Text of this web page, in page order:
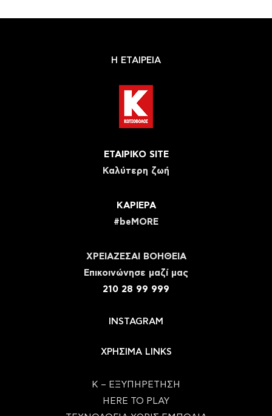
Η ΕΤΑΙΡΕΙΑ
ΕΤΑΙΡΙΚΟ SITE
Καλύτερη ζωή
ΚΑΡΙΕΡΑ
#beMORE
ΧΡΕΙΑΖΕΣΑΙ ΒΟΗΘΕΙΑ
Eπικοινώνησε μαζί μας
210 28 99 999
INSTAGRAM
ΧΡΗΣΙΜΑ LINKS
Κ – ΕΞΥΠΗΡΕΤΗΣΗ
HERE TO PLAY